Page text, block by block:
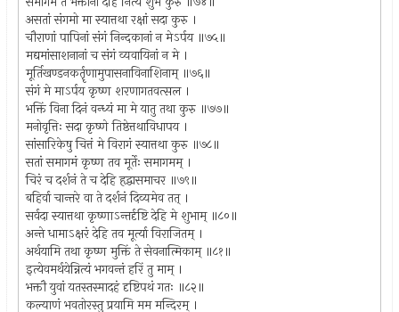
असतां संगमो मा स्यात्तथा रक्षां सदा कुरु ।
चौराणां पापिनां संगं निन्दकानां न मेऽर्पय ॥७५॥
मद्यमांसाशनानां च संगं व्यवायिनां न मे ।
मूर्तिखण्डनकर्तॄणामुपासनाविनाशिनाम् ॥७६॥
संगं मे माऽर्पय कृष्ण शरणागतवत्सल ।
भक्तिं विना दिनं वन्ध्यं मा मे यातु तथा कुरु ॥७७॥
मनोवृत्तिः सदा कृष्णे तिष्ठेत्तथाविधापय ।
सांसारिकेषु चित्तं मे विरागं स्यात्तथा कुरु ॥७८॥
सतां समागमं कृष्ण तव मूर्तेः समागमम् ।
चिरं च दर्शनं ते च देहि हृद्वासमाचर ॥७९॥
बहिर्वा चान्तरे वा ते दर्शनं दिव्यमेव तत् ।
सर्वदा स्यात्तथा कृष्णाऽन्तर्दृष्टि देहि मे शुभाम् ॥८०॥
अन्ते धामाऽक्षरं देहि तव मूर्त्या विराजितम् ।
अर्थयामि तथा कृष्ण मुक्तिं ते सेवनात्मिकाम् ॥८१॥
इत्येवमर्थयेन्नित्यं भगवन्तं हरिं तु माम् ।
भक्तौ युवां यतस्तस्मादहं दृष्टिपथं गतः ॥८२॥
कल्याणं भवतोरस्तु प्रयामि मम मन्दिरम् ।